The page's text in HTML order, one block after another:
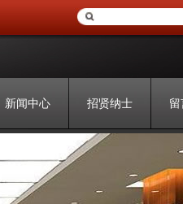
招贤纳士
新闻中心